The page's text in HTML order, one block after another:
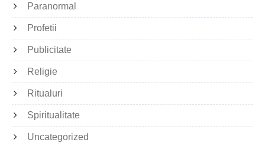
Paranormal
Profetii
Publicitate
Religie
Ritualuri
Spiritualitate
Uncategorized